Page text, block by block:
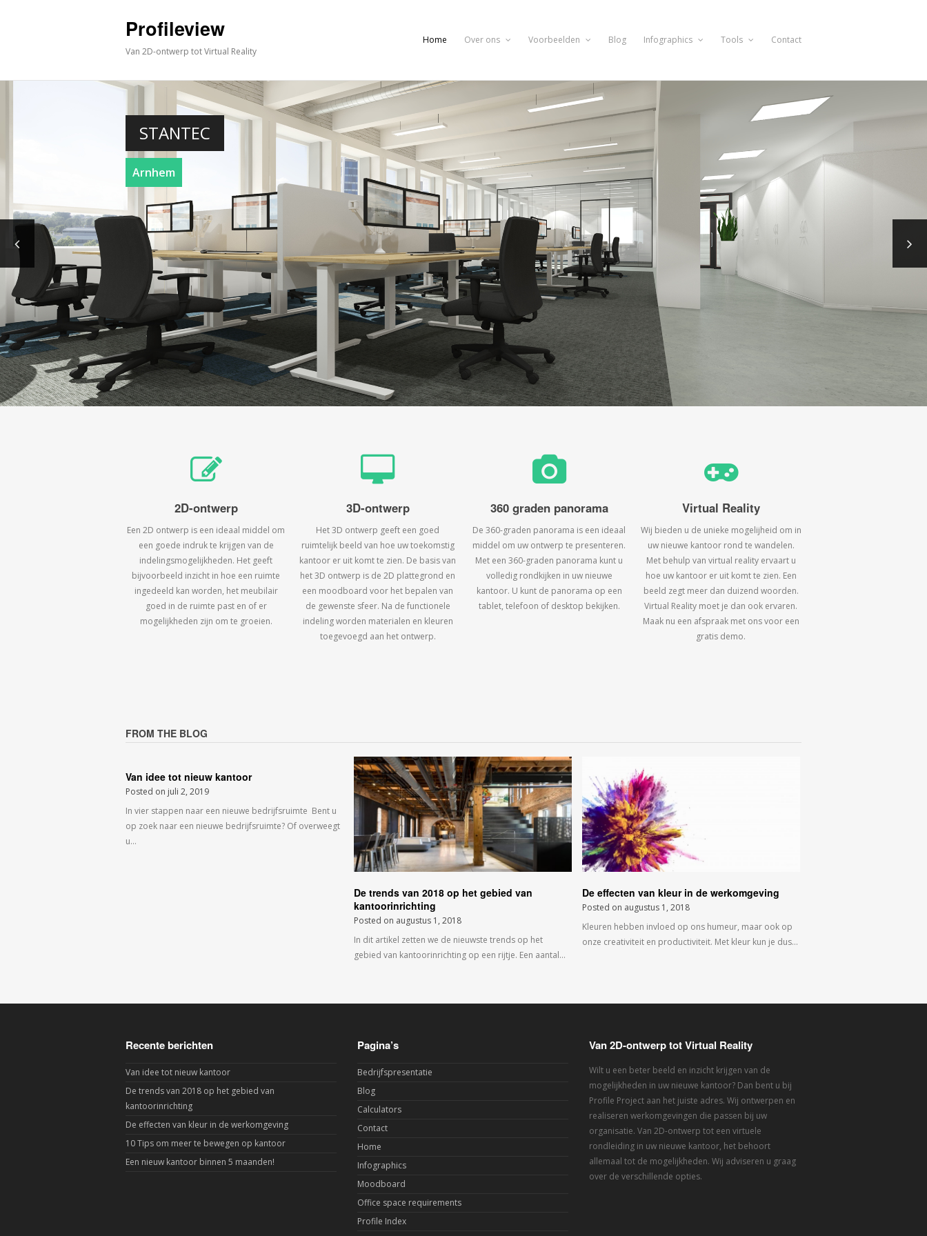
Profileview
Van 2D-ontwerp tot Virtual Reality
Home Over ons Voorbeelden Blog Infographics Tools Contact
STANTEC
Arnhem
2D-ontwerp
Een 2D ontwerp is een ideaal middel om
een goede indruk te krijgen van de
indelingsmogelijkheden. Het geeft
bijvoorbeeld inzicht in hoe een ruimte
ingedeeld kan worden, het meubilair
goed in de ruimte past en of er
mogelijkheden zijn om te groeien.
3D-ontwerp
Het 3D ontwerp geeft een goed
ruimtelijk beeld van hoe uw toekomstig
kantoor er uit komt te zien. De basis van
het 3D ontwerp is de 2D plattegrond en
een moodboard voor het bepalen van
de gewenste sfeer. Na de functionele
indeling worden materialen en kleuren
toegevoegd aan het ontwerp.
360 graden panorama
De 360-graden panorama is een ideaal
middel om uw ontwerp te presenteren.
Met een 360-graden panorama kunt u
volledig rondkijken in uw nieuwe
kantoor. U kunt de panorama op een
tablet, telefoon of desktop bekijken.
Virtual Reality
Wij bieden u de unieke mogelijheid om in
uw nieuwe kantoor rond te wandelen.
Met behulp van virtual reality ervaart u
hoe uw kantoor er uit komt te zien. Een
beeld zegt meer dan duizend woorden.
Virtual Reality moet je dan ook ervaren.
Maak nu een afspraak met ons voor een
gratis demo.
FROM THE BLOG
Van idee tot nieuw kantoor
Posted on juli 2, 2019
In vier stappen naar een nieuwe bedrijfsruimte Bent u
op zoek naar een nieuwe bedrijfsruimte? Of overweegt
u…
De trends van 2018 op het gebied van
kantoorinrichting
Posted on augustus 1, 2018
In dit artikel zetten we de nieuwste trends op het
gebied van kantoorinrichting op een rijtje. Een aantal…
De effecten van kleur in de werkomgeving
Posted on augustus 1, 2018
Kleuren hebben invloed op ons humeur, maar ook op
onze creativiteit en productiviteit. Met kleur kun je dus…
Recente berichten
Van idee tot nieuw kantoor
De trends van 2018 op het gebied van
kantoorinrichting
De effecten van kleur in de werkomgeving
10 Tips om meer te bewegen op kantoor
Een nieuw kantoor binnen 5 maanden!
Pagina’s
Bedrijfspresentatie
Blog
Calculators
Contact
Home
Infographics
Moodboard
Office space requirements
Profile Index
Van 2D-ontwerp tot Virtual Reality
Wilt u een beter beeld en inzicht krijgen van de
mogelijkheden in uw nieuwe kantoor? Dan bent u bij
Profile Project aan het juiste adres. Wij ontwerpen en
realiseren werkomgevingen die passen bij uw
organisatie. Van 2D-ontwerp tot een virtuele
rondleiding in uw nieuwe kantoor, het behoort
allemaal tot de mogelijkheden. Wij adviseren u graag
over de verschillende opties.